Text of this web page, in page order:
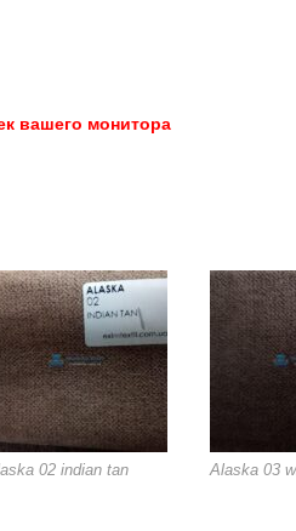
вашего монитора
02 indian tan Alaska 03